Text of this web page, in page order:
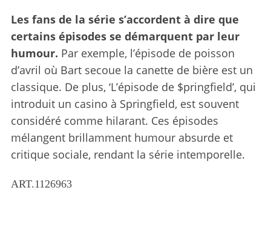
Les fans de la série s’accordent à dire que
certains épisodes se démarquent par leur
humour. Par exemple, l’épisode de poisson
d’avril où Bart secoue la canette de bière est un
classique. De plus, ‘L’épisode de $pringfield’, qui
introduit un casino à Springfield, est souvent
considéré comme hilarant. Ces épisodes
mélangent brillamment humour absurde et
critique sociale, rendant la série intemporelle.
ART.1126963